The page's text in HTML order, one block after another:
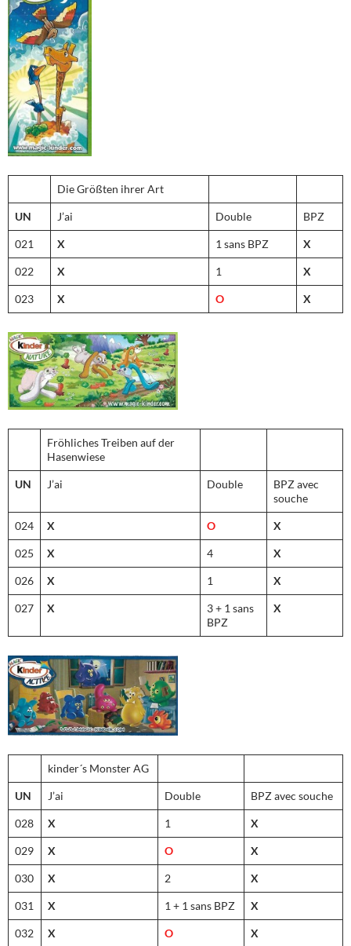
Die Größten ihrer Art
UN J’ai Double BPZ
021 X 1 sans BPZ X
022 X 1 X
023 X O X
Fröhliches Treiben auf der
Hasenwiese
UN J’ai Double
BPZ avec
souche
024 X O X
025 X 4 X
026 X 1 X
027 X
3 + 1 sans
BPZ
X
kinder´s Monster AG
UN J’ai Double BPZ avec souche
028 X 1 X
029 X O X
030 X 2 X
031 X 1 + 1 sans BPZ X
032 X O X